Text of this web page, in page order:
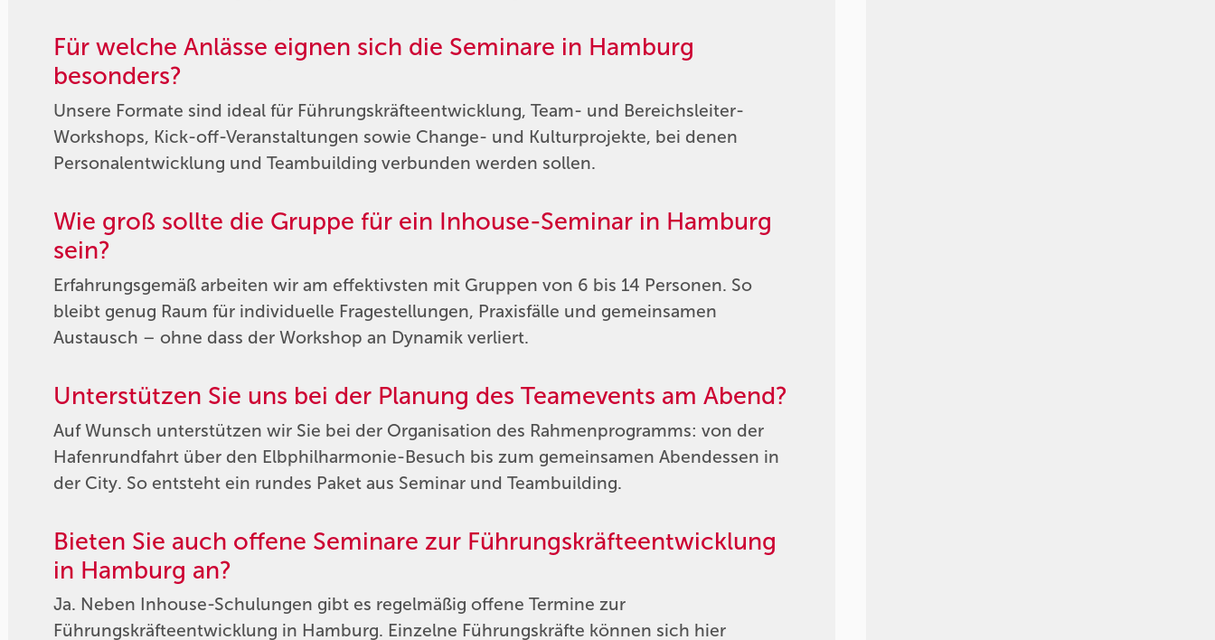
Für welche Anlässe eignen sich die Seminare in Hamburg
besonders?
Unsere Formate sind ideal für Führungskräfteentwicklung, Team- und Bereichsleiter-
Workshops, Kick-off-Veranstaltungen sowie Change- und Kulturprojekte, bei denen
Personalentwicklung und Teambuilding verbunden werden sollen.
Wie groß sollte die Gruppe für ein Inhouse-Seminar in Hamburg
sein?
Erfahrungsgemäß arbeiten wir am effektivsten mit Gruppen von 6 bis 14 Personen. So
bleibt genug Raum für individuelle Fragestellungen, Praxisfälle und gemeinsamen
Austausch – ohne dass der Workshop an Dynamik verliert.
Unterstützen Sie uns bei der Planung des Teamevents am Abend?
Auf Wunsch unterstützen wir Sie bei der Organisation des Rahmenprogramms: von der
Hafenrundfahrt über den Elbphilharmonie-Besuch bis zum gemeinsamen Abendessen in
der City. So entsteht ein rundes Paket aus Seminar und Teambuilding.
Bieten Sie auch offene Seminare zur Führungskräfteentwicklung
in Hamburg an?
Ja. Neben Inhouse-Schulungen gibt es regelmäßig offene Termine zur
Führungskräfteentwicklung in Hamburg. Einzelne Führungskräfte können sich hier